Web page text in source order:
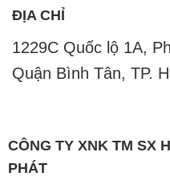
ĐỊA CHỈ
1229C Quốc lộ 1A,
Quận Bình Tân, TP.
CÔNG TY XNK TM SX
PHÁT